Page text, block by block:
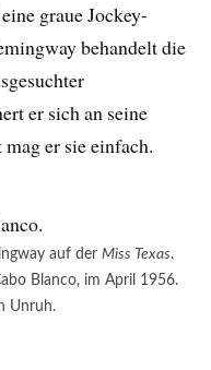
graue Jockey-
behandelt die
er sich an seine
er sie einfach.
auf der Miss Texas.
Blanco, im April 1956.
Unruh.